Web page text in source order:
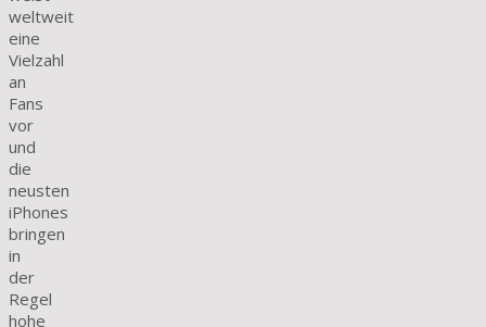
weltweit
eine
Vielzahl
an
Fans
vor
und
die
neusten
iPhones
bringen
in
der
Regel
hohe